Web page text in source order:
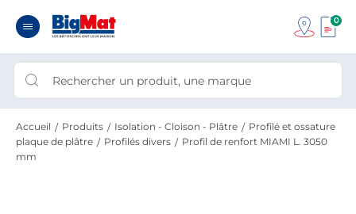
0
Accueil Produits Isolation - Cloison - Plâtre
Profilé et ossature
plaque de plâtre
Profilés divers
Profil de renfort MIAMI L. 3050
mm